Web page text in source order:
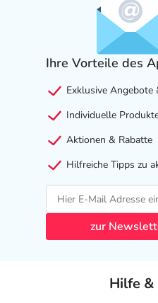
Ihre Vorteile des
Exklusive Angebote
Individuelle
Aktionen & Rabatte
Hilfreiche Tipps zu
zur
Hilfe &